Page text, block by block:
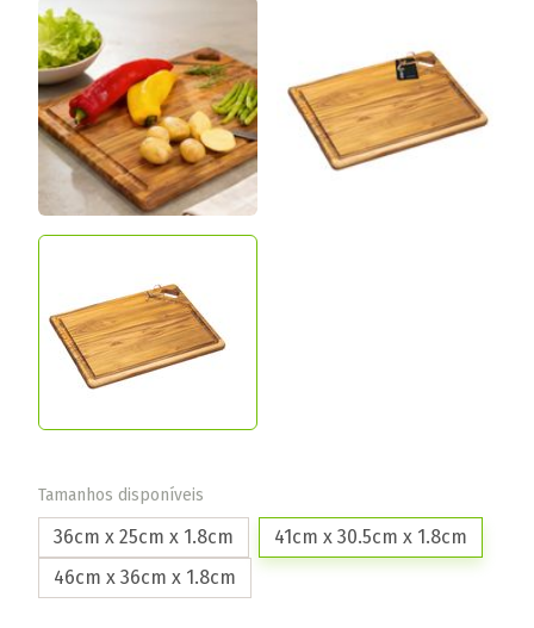
Tamanhos disponíveis
36cm x 25cm x 1.8cm
41cm x 30.5cm x 1.8cm
46cm x 36cm x 1.8cm